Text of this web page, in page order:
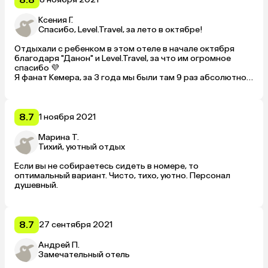
Ксения Г.
Спасибо, Level.Travel, за лето в октябре!
Отдыхали с ребенком в этом отеле в начале октября
благодаря "Данон" и Level.Travel, за что им огромное
спасибо 💜
Я фанат Кемера, за 3 года мы были там 9 раз абсолютно в
отеле мы только спим, остальное время гуляем и
проводим на море.
Отель мне понравился, чисто, новая мебель (по крайней
мере у нас была), убираются каждый день (впервые
встречаю это в 3*), застилают кровать, украшая цветами,
в номере есть мыло, шампунь и гель для душа.
Меня удаленность от моря и центра не смутила, т. к. мы
всё равно много гуляем.
Есть бассейн взрослый и детский с чистой водой, мы в
душевой кабины, сам душ подтекал и вода лилась не
равномерно.
Общее впечатление осталось очень хорошее.
Есть стойкое желание вернуться 😍
8.7 1 ноября 2021
Марина Т.
Тихий, уютный отдых
Если вы не собираетесь сидеть в номере, то
оптимальный вариант. Чисто, тихо, уютно. Персонал
душевный.
8.7 27 сентября 2021
Андрей П.
Замечательный отель